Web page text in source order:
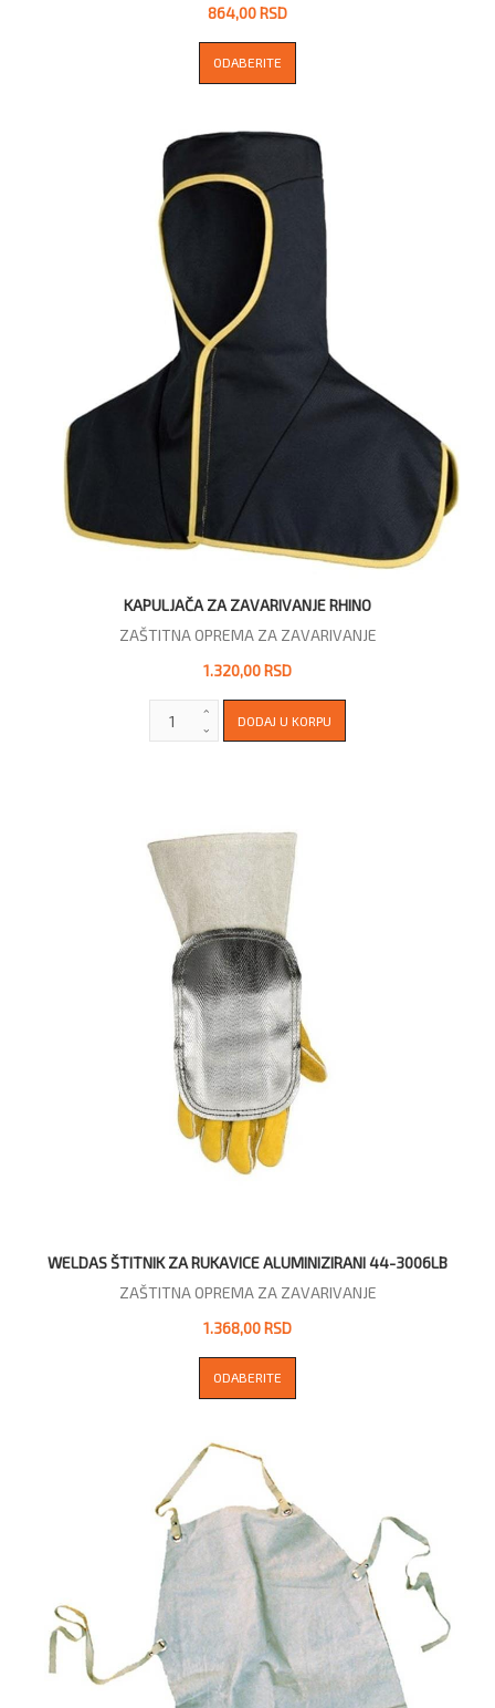
864,00 RSD
ODABERITE
KAPULJAČA ZA ZAVARIVANJE RHINO
ZAŠTITNA OPREMA ZA ZAVARIVANJE
1.320,00 RSD
WELDAS ŠTITNIK ZA RUKAVICE ALUMINIZIRANI 44-3006LB
ZAŠTITNA OPREMA ZA ZAVARIVANJE
1.368,00 RSD
ODABERITE